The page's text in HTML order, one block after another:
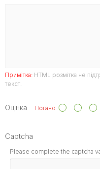
Примітка: HTML розмітка не
текст.
Оцінка Погано
Captcha
Please complete the captcha